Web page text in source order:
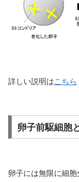
詳しい説明はこちら
卵子前駆細胞
卵子には無限に細